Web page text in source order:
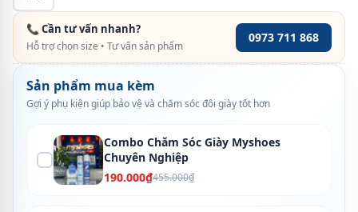
📞 Cần tư vấn nhanh?
Hỗ trợ chọn size • Tư vấn sản phẩm
0973 711 868
Sản phẩm mua kèm
Gợi ý phụ kiện giúp bảo vệ và chăm sóc đôi giày tốt hơn
Combo Chăm Sóc Giày Myshoes
Chuyên Nghiệp
190.000₫455.000₫